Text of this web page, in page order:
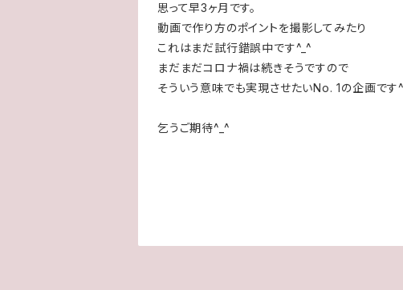
思って早3ヶ月です。
動画で作り方のポイントを撮影してみたり
これはまだ試行錯誤中です^_^
まだまだコロナ禍は続きそうですので
そういう意味でも実現させたいNo. 1の企画です
乞うご期待^_^